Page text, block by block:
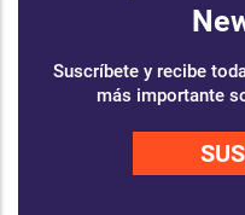
Suscríbete y recibe
más importante